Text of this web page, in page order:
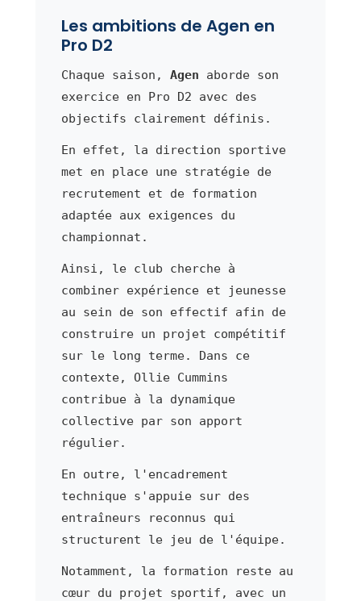
Les ambitions de Agen en
Pro D2
Chaque saison, Agen aborde son
exercice en Pro D2 avec des
objectifs clairement définis.
En effet, la direction sportive
met en place une stratégie de
recrutement et de formation
adaptée aux exigences du
championnat.
Ainsi, le club cherche à
combiner expérience et jeunesse
au sein de son effectif afin de
construire un projet compétitif
sur le long terme. Dans ce
contexte, Ollie Cummins
contribue à la dynamique
collective par son apport
régulier.
En outre, l'encadrement
technique s'appuie sur des
entraîneurs reconnus qui
structurent le jeu de l'équipe.
Notamment, la formation reste au
cœur du projet sportif, avec un